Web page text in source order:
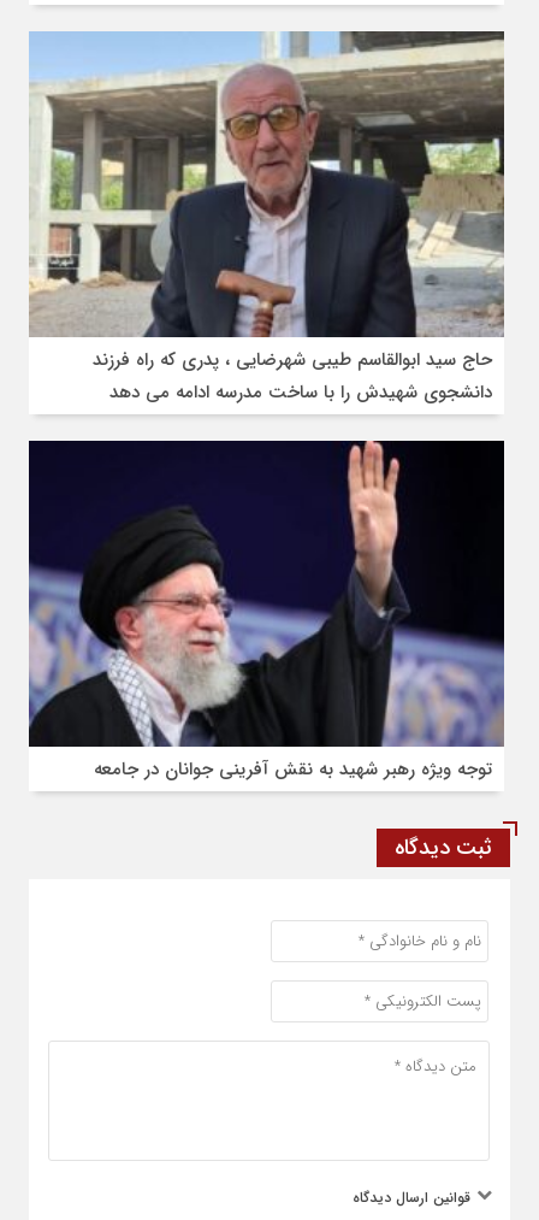
حاج سید ابوالقاسم طیبی شهرضایی ، پدری که راه فرزند
دانشجوی شهیدش را با ساخت مدرسه ادامه می دهد
توجه ویژه رهبر شهید به نقش آفرینی جوانان در جامعه
ثبت دیدگاه
قوانین ارسال دیدگاه